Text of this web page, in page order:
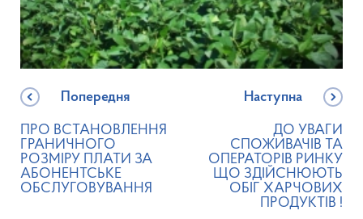
Попередня
ПРО ВСТАНОВЛЕННЯ
ГРАНИЧНОГО
РОЗМІРУ ПЛАТИ ЗА
АБОНЕНТСЬКЕ
ОБСЛУГОВУВАННЯ
Наступна
ДО УВАГИ
СПОЖИВАЧІВ ТА
ОПЕРАТОРІВ РИНКУ
ЩО ЗДІЙСНЮЮТЬ
ОБІГ ХАРЧОВИХ
ПРОДУКТІВ !